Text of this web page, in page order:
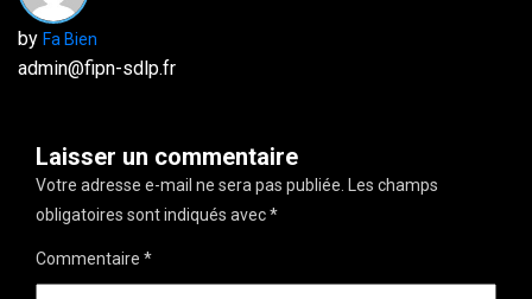
by Fa Bien
admin@fipn-sdlp.fr
Laisser un commentaire
Votre adresse e-mail ne sera pas publiée. Les champs
obligatoires sont indiqués avec*
Commentaire *